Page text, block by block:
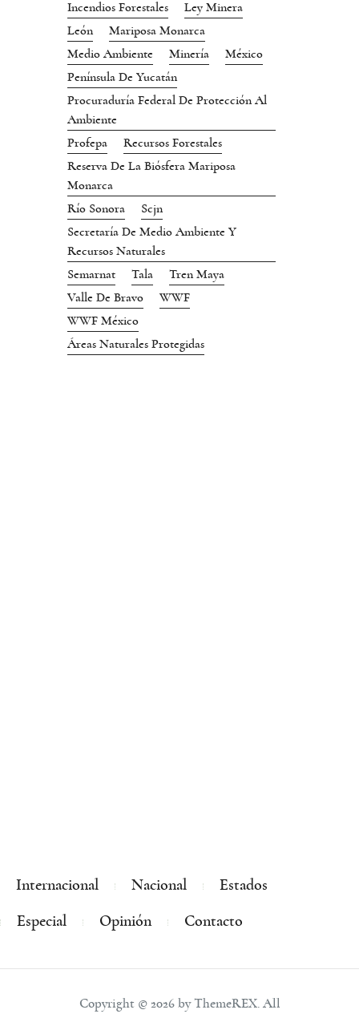
Incendios Forestales
Ley Minera
León
Mariposa Monarca
Medio Ambiente
Minería
México
Península De Yucatán
Procuraduría Federal De Protección Al
Ambiente
Profepa
Recursos Forestales
Reserva De La Biósfera Mariposa
Monarca
Río Sonora
Scjn
Secretaría De Medio Ambiente Y
Recursos Naturales
Semarnat
Tala
Tren Maya
Valle De Bravo
WWF
WWF México
Áreas Naturales Protegidas
Internacional Nacional Estados
Especial Opinión Contacto
Copyright © 2026 by ThemeREX. All